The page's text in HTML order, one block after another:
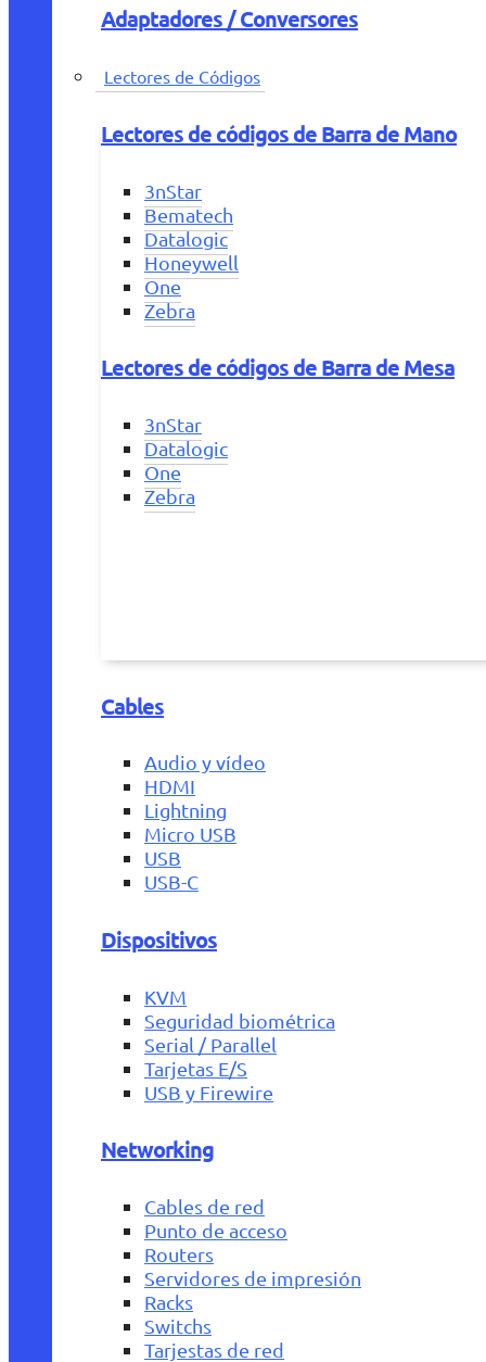
Adaptadores / Conversores
Lectores de Códigos
Lectores de códigos de Barra de Mano
3nStar
Bematech
Datalogic
Honeywell
One
Zebra
Lectores de códigos de Barra de Mesa
3nStar
Datalogic
One
Zebra
Cables
Audio y vídeo
HDMI
Lightning
Micro USB
USB
USB-C
Dispositivos
KVM
Seguridad biométrica
Serial / Parallel
Tarjetas E/S
USB y Firewire
Networking
Cables de red
Punto de acceso
Routers
Servidores de impresión
Racks
Switchs
Tarjestas de red